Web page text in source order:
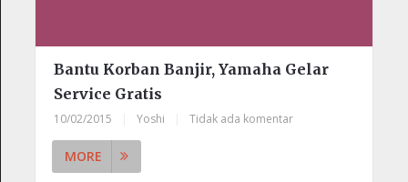
Bantu Korban Banjir, Yamaha Gelar
Service Gratis
10/02/2015 Yoshi Tidak ada komentar
MORE